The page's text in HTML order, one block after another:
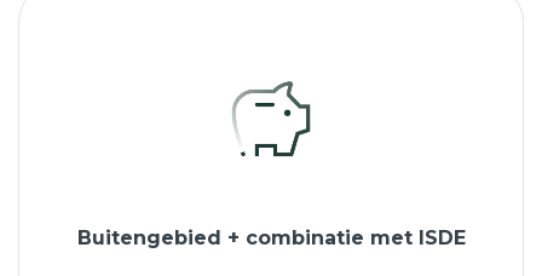
Buitengebied + combinatie met ISDE